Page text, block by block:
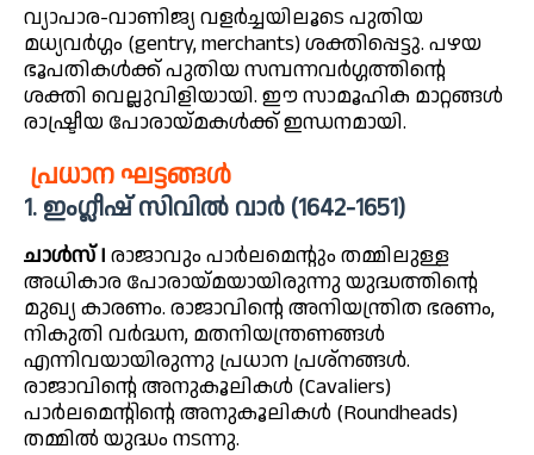
വ്യാപാര-വാണിജ്യ വളർച്ചയിലൂടെ പുതിയ
മധ്യവർഗ്ഗം (gentry, merchants) ശക്തിപ്പെട്ടു. പഴയ
ഭൂപതികൾക്ക് പുതിയ സമ്പന്നവർഗ്ഗത്തിന്റെ
ശക്തി വെല്ലുവിളിയായി. ഈ സാമൂഹിക മാറ്റങ്ങൾ
രാഷ്ട്രീയ പോരായ്മകൾക്ക് ഇന്ധനമായി.
പ്രധാന ഘട്ടങ്ങൾ
1. ഇംഗ്ലീഷ് സിവിൽ വാർ (1642-1651)
ചാൾസ് I രാജാവും പാർലമെന്റും തമ്മിലുള്ള
അധികാര പോരായ്മയായിരുന്നു യുദ്ധത്തിന്റെ
മുഖ്യ കാരണം. രാജാവിന്റെ അനിയന്ത്രിത ഭരണം,
നികുതി വർദ്ധന, മതനിയന്ത്രണങ്ങൾ
എന്നിവയായിരുന്നു പ്രധാന പ്രശ്നങ്ങൾ.
രാജാവിന്റെ അനുകൂലികൾ (Cavaliers)
പാർലമെന്റിന്റെ അനുകൂലികൾ (Roundheads)
തമ്മിൽ യുദ്ധം നടന്നു.